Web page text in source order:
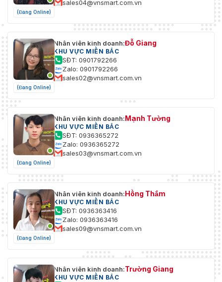
(Đang Online)
sales04@vnsmart.com.vn
(Đang Online)
Nhân viên kinh doanh:Đỗ Giang
KHU VỰC MIỀN BẮC
SĐT: 0901792266
Zalo: 0901792266
sales02@vnsmart.com.vn
(Đang Online)
Nhân viên kinh doanh:Mạnh Tường
KHU VỰC MIỀN BẮC
SĐT: 0936365272
Zalo: 0936365272
sales03@vnsmart.com.vn
(Đang Online)
Nhân viên kinh doanh:Hồng Thắm
KHU VỰC MIỀN BẮC
SĐT: 0936363416
Zalo: 0936363416
sales09@vnsmart.com.vn
Nhân viên kinh doanh:Trường Giang
KHU VỰC MIỀN BẮC